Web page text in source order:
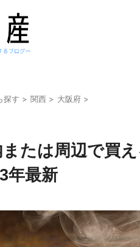
探す > 関西 > 大阪府 >
たは周辺で買
年最新